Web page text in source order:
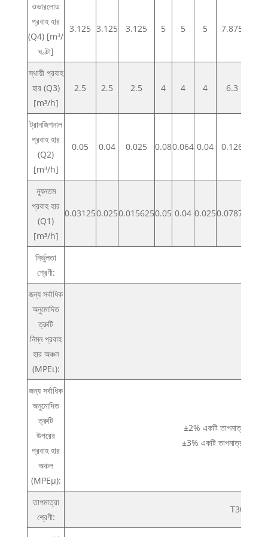
ওভারলোড
প্রবাহ হার
(Q4) [m³/
ঘণ্টা]
3.125 3.125 3.125 5 5 5 7.875
স্থায়ী প্রবাহ
হার (Q3)
[m³/h]
2.5 2.5 2.5 4 4 4 6.3
ট্রানজিশনাল
প্রবাহ হার
(Q2)
[m³/h]
0.05 0.04 0.025 0.080.064 0.04 0.126
ন্যূনতম
প্রবাহ হার
(Q1)
[m³/h]
0.031250.0250.0156250.05 0.04 0.0250.07875
নির্ভুলতা
শ্রেণী:
জন্য সর্বাধিক
অনুমোদিত
ত্রুটি
নিম্ন প্রবাহ
হার অঞ্চল
(MPEι):
জন্য সর্বাধিক
অনুমোদিত
ত্রুটি
উপরের
প্রবাহ হার
অঞ্চল
(MPEμ):
±2% একটি তাপমাত্রা
±3% একটি তাপমাত্রা
তাপমাত্রা
শ্রেণী:
T30 এবং